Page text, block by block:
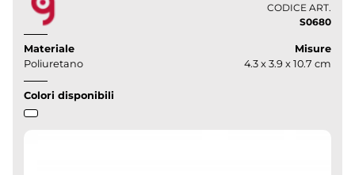
CODICE ART.
S0680
Materiale
Poliuretano
Misure
4.3 x 3.9 x 10.7 cm
Colori disponibili